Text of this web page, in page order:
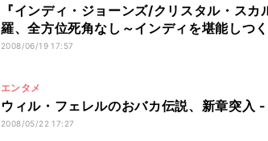
『インディ・ジョーンズ/クリスタル・ス
羅、全方位死角なし～インディを堪能しつ
2008/06/19 17:57
エンタメ
ウィル・フェレルのおバカ伝説、新章突入
2008/05/22 17:27